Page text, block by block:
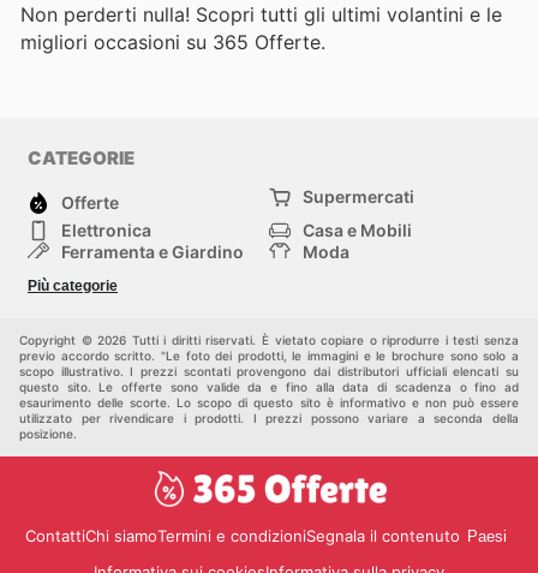
Non perderti nulla! Scopri tutti gli ultimi volantini e le
migliori occasioni su 365 Offerte.
CATEGORIE
Offerte
Supermercati
Elettronica
Casa e Mobili
Ferramenta e Giardino
Moda
Bambini e Neonati
Più categorie
Copyright © 2026 Tutti i diritti riservati. È vietato copiare o riprodurre i testi senza
previo accordo scritto. "Le foto dei prodotti, le immagini e le brochure sono solo a
scopo illustrativo. I prezzi scontati provengono dai distributori ufficiali elencati su
questo sito. Le offerte sono valide da e fino alla data di scadenza o fino ad
esaurimento delle scorte. Lo scopo di questo sito è informativo e non può essere
utilizzato per rivendicare i prodotti. I prezzi possono variare a seconda della
posizione.
ContattiChi siamoTermini e condizioniSegnala il contenuto Paesi